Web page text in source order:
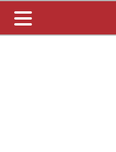
Toggle
navigation